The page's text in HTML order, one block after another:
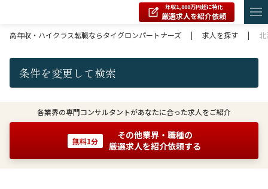
年収1,000万円超に特化
厳選求人を紹介依頼
高年収・ハイクラス転職ならタイグロンパートナーズ
| 求人を探す |
条件を変更して検索
各業界の専門コンサルタントがあなたに合った求人をご紹介
無料1分
その他業界・職種の
厳選求人を紹介依頼する